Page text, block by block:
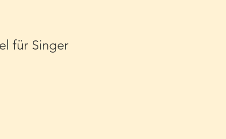
für Singer